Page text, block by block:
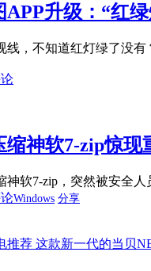
APP升级：“红
线，不知道红灯绿了没
缩神软7-zip惊现
神软7-zip，突然被安全人
Windows 分享
推荐 这款新一代的当贝